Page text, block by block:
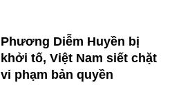
Phương Diễm Huyền bị
khởi tố, Việt Nam siết chặt
vi phạm bản quyền